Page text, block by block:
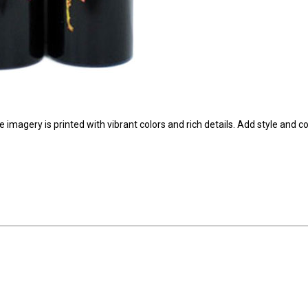
is printed with vibrant colors and rich details. Add style and